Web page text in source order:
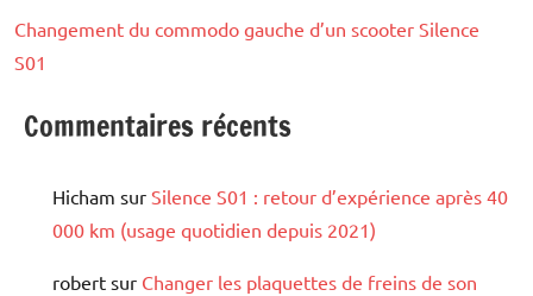
Changement du commodo gauche d’un scooter Silence
S01
Commentaires récents
Hicham sur Silence S01 : retour d’expérience après 40
000 km (usage quotidien depuis 2021)
robert sur Changer les plaquettes de freins de son